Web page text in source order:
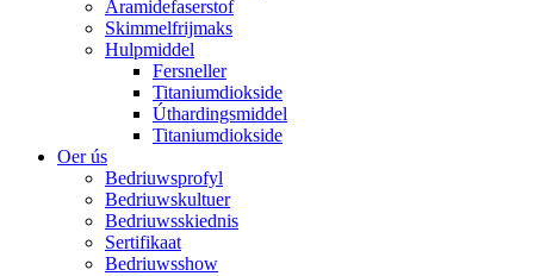
Aramidefaserstof
Skimmelfrijmaks
Hulpmiddel
Fersneller
Titaniumdiokside
Úthardingsmiddel
Titaniumdiokside
Oer ús
Bedriuwsprofyl
Bedriuwskultuer
Bedriuwsskiednis
Sertifikaat
Bedriuwsshow